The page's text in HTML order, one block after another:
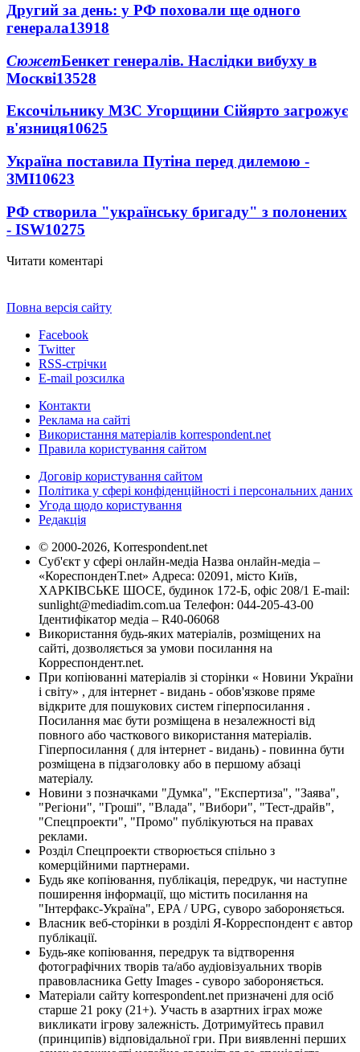
Другий за день: у РФ поховали ще одного
генерала13918
СюжетБенкет генералів. Наслідки вибуху в
Москві13528
Ексочільнику МЗС Угорщини Сійярто загрожує
в'язниця10625
Україна поставила Путіна перед дилемою -
ЗМІ10623
РФ створила "українську бригаду" з полонених
- ISW10275
Читати коментарі
Повна версія сайту
Facebook
Twitter
RSS-стрічки
E-mail розсилка
Контакти
Реклама на сайті
Використання матеріалів korrespondent.net
Правила користування сайтом
Договір користування сайтом
Політика у сфері конфіденційності і персональних даних
Угода щодо користування
Редакція
© 2000-2026, Korrespondent.net
Суб'єкт у сфері онлайн-медіа Назва онлайн-медіа –
«КореспонденТ.net» Адреса: 02091, місто Київ,
ХАРКІВСЬКЕ ШОСЕ, будинок 172-Б, офіс 208/1 E-mail:
sunlight@mediadim.com.ua Телефон: 044-205-43-00
Ідентифікатор медіа – R40-06068
Використання будь-яких матеріалів, розміщених на
сайті, дозволяється за умови посилання на
Корреспондент.net.
При копіюванні матеріалів зі сторінки « Новини України
і світу» , для інтернет - видань - обов'язкове пряме
відкрите для пошукових систем гіперпосилання .
Посилання має бути розміщена в незалежності від
повного або часткового використання матеріалів.
Гіперпосилання ( для інтернет - видань) - повинна бути
розміщена в підзаголовку або в першому абзаці
матеріалу.
Новини з позначками "Думка", "Експертиза", "Заява",
"Регіони", "Гроші", "Влада", "Вибори", "Тест-драйв",
"Спецпроекти", "Промо" публікуються на правах
реклами.
Розділ Спецпроекти створюється спільно з
комерційними партнерами.
Будь яке копіювання, публікація, передрук, чи наступне
поширення інформації, що містить посилання на
"Інтерфакс-Україна", EPA / UPG, суворо забороняється.
Власник веб-сторінки в розділі Я-Корреспондент є автор
публікації.
Будь-яке копіювання, передрук та відтворення
фотографічних творів та/або аудіовізуальних творів
правовласника Getty Images - суворо забороняється.
Матеріали сайту korrespondent.net призначені для осіб
старше 21 року (21+). Участь в азартних іграх може
викликати ігрову залежність. Дотримуйтесь правил
(принципів) відповідальної гри. При виявленні перших